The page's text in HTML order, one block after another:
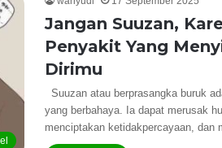
​Jangan Suuzan,
Penyakit Yang
Dirimu
Suuzan atau berprasangka buruk
yang berbahaya. Ia dapat merusak
menciptakan ketidakpercayaan, dan